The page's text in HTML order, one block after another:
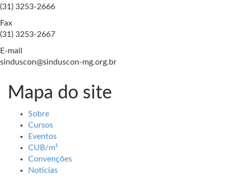
(31) 3253-2666
Fax
(31) 3253-2667
E-mail
sinduscon@sinduscon-mg.org.br
Mapa do site
Sobre
Cursos
Eventos
CUB/m²
Convenções
Notícias